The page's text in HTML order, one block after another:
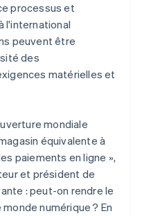
processus et
l'international
peuvent être
des
matérielles et
mondiale
équivalente à
paiements en ligne »,
et président de
: peut-on rendre le
numérique ? En